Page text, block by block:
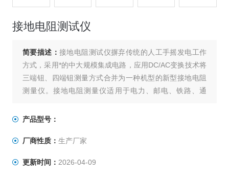
接地电阻测试仪
简要描述：接地电阻测试仪摒弃传统的人工手摇发电工作
方式，采用*的中大规模集成电路，应用DC/AC变换技术将
三端钮、四端钮测量方式合并为一种机型的新型接地电阻
测量仪。接地电阻测量仪适用于电力、邮电、铁路、通
的导体电阻值；本表还可测量土壤电阻率及地电压。
产品型号：
厂商性质： 生产厂家
更新时间： 2026-04-09